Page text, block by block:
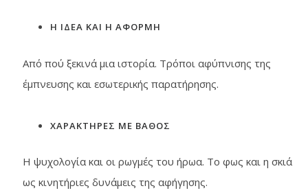
Η ΙΔΕΑ ΚΑΙ Η ΑΦΟΡΜΗ
Από πού ξεκινά μια ιστορία. Τρόποι αφύπνισης της
έμπνευσης και εσωτερικής παρατήρησης.
ΧΑΡΑΚΤΗΡΕΣ ΜΕ ΒΑΘΟΣ
Η ψυχολογία και οι ρωγμές του ήρωα. Το φως και η σκιά
ως κινητήριες δυνάμεις της αφήγησης.